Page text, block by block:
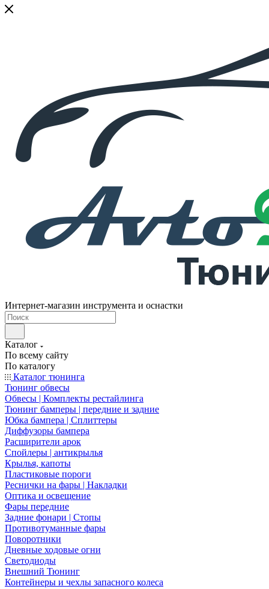
Интернет-магазин инструмента и оснастки
Каталог
По всему сайту
По каталогу
Каталог тюнинга
Тюнинг обвесы
Обвесы | Комплекты рестайлинга
Тюнинг бамперы | передние и задние
Юбка бампера | Сплиттеры
Диффузоры бампера
Расширители арок
Спойлеры | антикрылья
Крылья, капоты
Пластиковые пороги
Реснички на фары | Накладки
Оптика и освещение
Фары передние
Задние фонари | Стопы
Противотуманные фары
Поворотники
Дневные ходовые огни
Светодиоды
Внешний Тюнинг
Контейнеры и чехлы запасного колеса